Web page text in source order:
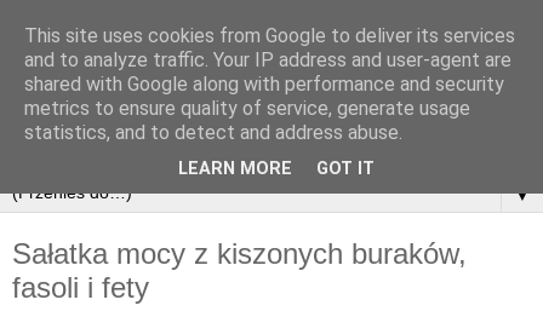
▼
Sałatka mocy z kiszonych buraków,
fasoli i fety
This site uses cookies from Google to deliver its services
and to analyze traffic. Your IP address and user-agent are
shared with Google along with performance and security
metrics to ensure quality of service, generate usage
statistics, and to detect and address abuse.
LEARN MORE GOT IT